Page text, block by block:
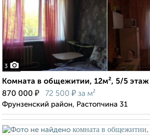
3
Комната в общежитии, 12м², 5/5 этаж
870 000 ₽ 72 500 ₽ за м²
Фрунзенский район, Растопчина 31